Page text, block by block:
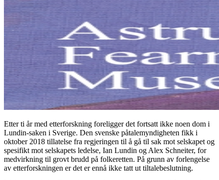
Etter ti år med etterforskning foreligger det fortsatt ikke noen dom i
Lundin-saken i Sverige. Den svenske påtalemyndigheten fikk i
oktober 2018 tillatelse fra regjeringen til å gå til sak mot selskapet og
spesifikt mot selskapets ledelse, Ian Lundin og Alex Schneiter, for
medvirkning til grovt brudd på folkeretten. På grunn av forlengelse
av etterforskningen er det er ennå ikke tatt ut tiltalebeslutning.